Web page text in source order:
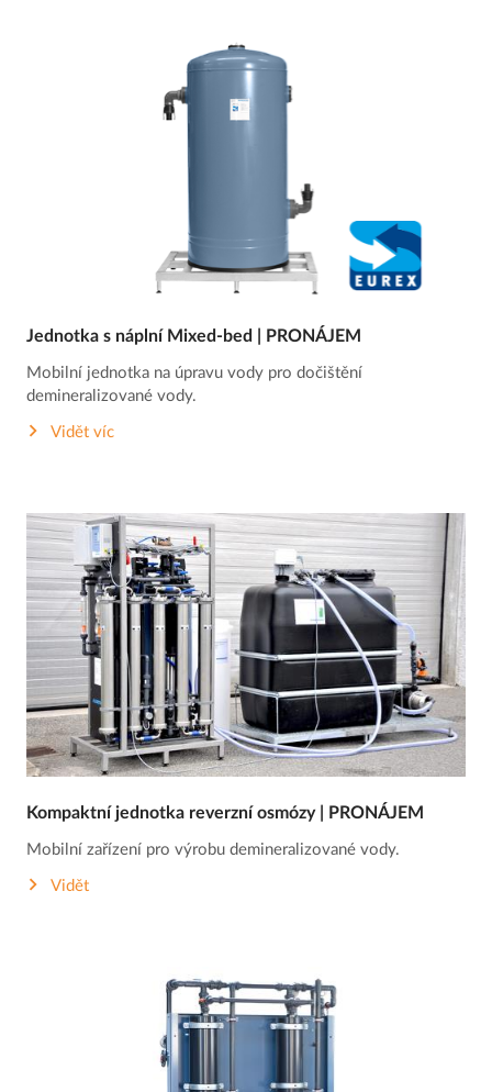
Jednotka s náplní Mixed‐bed | PRONÁJEM
Mobilní jednotka na úpravu vody pro dočištění
demineralizované vody.
Vidět víc
Kompaktní jednotka reverzní osmózy | PRONÁJEM
Mobilní zařízení pro výrobu demineralizované vody.
Vidět